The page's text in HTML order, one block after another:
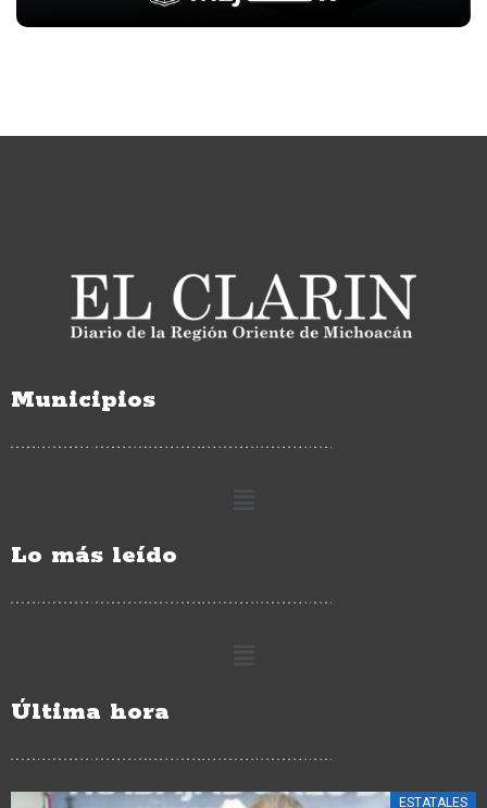
Municipios
Lo más leído
Última hora
ESTATALES